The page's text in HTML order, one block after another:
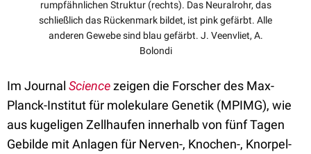
rumpfähnlichen Struktur (rechts). Das Neuralrohr, das
schließlich das Rückenmark bildet, ist pink gefärbt. Alle
anderen Gewebe sind blau gefärbt. J. Veenvliet, A.
Bolondi
Im Journal Sciencezeigen die Forscher des Max-
Planck-Institut für molekulare Genetik (MPIMG), wie
aus kugeligen Zellhaufen innerhalb von fünf Tagen
Gebilde mit Anlagen für Nerven-, Knochen-, Knorpel-